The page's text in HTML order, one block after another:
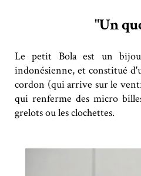
"Un
Le petit Bola est un bijou
indonésienne, et constitué
cordon (qui arrive sur le
qui renferme des micro
grelots ou les clochettes.